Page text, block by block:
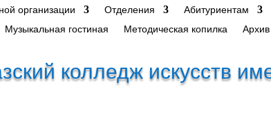
организации Отделения Абитуриентам
Музыкальная гостиная
Методическая копилка Архив
колледж искусств